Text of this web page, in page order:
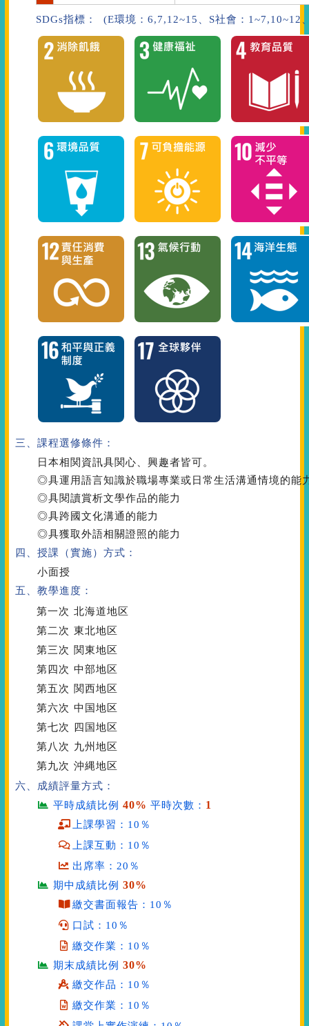
SDGs指標： (E環境：6,7,12~15、S社會：
三、課程選修條件：
日本相関資訊具関心、興趣者皆可。
◎具運用語言知識於職場專業或日常生活溝通情境的能
◎具閱讀賞析文學作品的能力
◎具跨國文化溝通的能力
◎具獲取外語相關證照的能力
四、授課（實施）方式：
小面授
五、教學進度：
第一次 北海道地区
第二次 東北地区
第三次 関東地区
第四次 中部地区
第五次 関西地区
第六次 中国地区
第七次
四国地区
第八次 九州地区
第九次 沖縄地区
六、成績評量方式：
平時成績比例40% 平時次數： 1
上課學習：10％
上課互動：10％
出席率：20％
期中成績比例30%
繳交書面報告：10％
口試：10％
繳交作業：10％
期末成績比例30%
繳交作品：10％
繳交作業：10％